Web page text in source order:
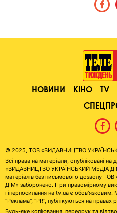
НОВИНИ КІНО TV
© 2025, ТОВ «ВИДАВНИЦТВО
Всі права на матеріали, опубліковані
«ВИДАВНИЦТВО УКРАЇНСЬКИЙ МЕДІА
матеріалів без письмового дозволу
ДІМ» заборонено. При правомірному
гіперпосилання на tv.ua є обов'язковим.
"Реклама", "PR", публікуються на правах
Будь-яке копіювання, передрук та